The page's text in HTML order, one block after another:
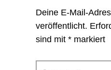
Deine E-Mail-
veröffentlicht.
sind mit * markiert